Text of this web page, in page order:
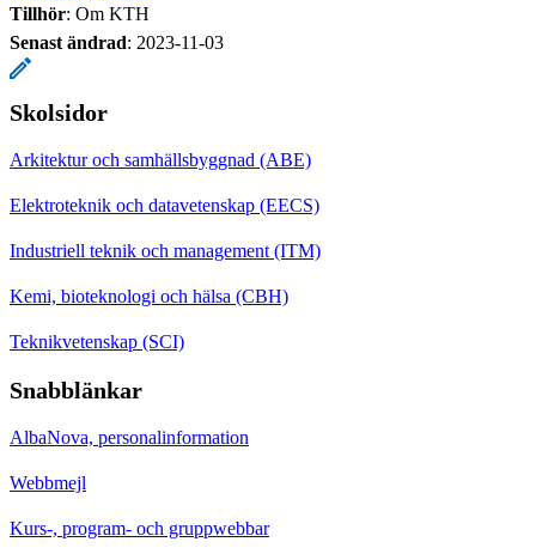
Tillhör: Om KTH
Senast ändrad: 2023-11-03
Skolsidor
Arkitektur och samhällsbyggnad (ABE)
Elektroteknik och datavetenskap (EECS)
Industriell teknik och management (ITM)
Kemi, bioteknologi och hälsa (CBH)
Teknikvetenskap (SCI)
Snabblänkar
AlbaNova, personalinformation
Webbmejl
Kurs-, program- och gruppwebbar